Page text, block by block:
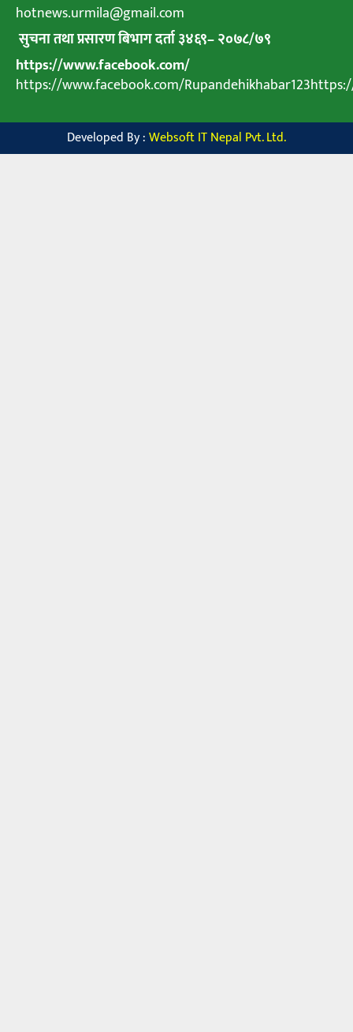
hotnews.urmila@gmail.com
सुचना तथा प्रसारण बिभाग दर्ता ३४६९–२०७८/७९
https://www.facebook.com/
https://www.facebook.com/
Developed By :Websoft IT Nepal Pvt. Ltd.